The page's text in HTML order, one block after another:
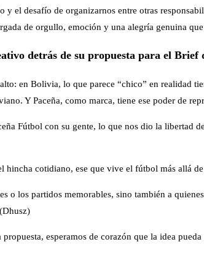
y el desafío de organizarnos entre otras
de orgullo, emoción y una alegría genuina
detrás de su propuesta para el Brief
en Bolivia, lo que parece “chico” en realidad
Y Paceña, como marca, tiene ese poder de
Fútbol con su gente, lo que nos dio la
cotidiano, ese que vive el fútbol más allá
o los partidos memorables, sino también a
esperamos de corazón que la idea